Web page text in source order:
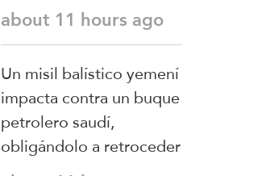
about 11 hours ago
Un misil balístico yemení
impacta contra un buque
petrolero saudí,
obligándolo a retroceder